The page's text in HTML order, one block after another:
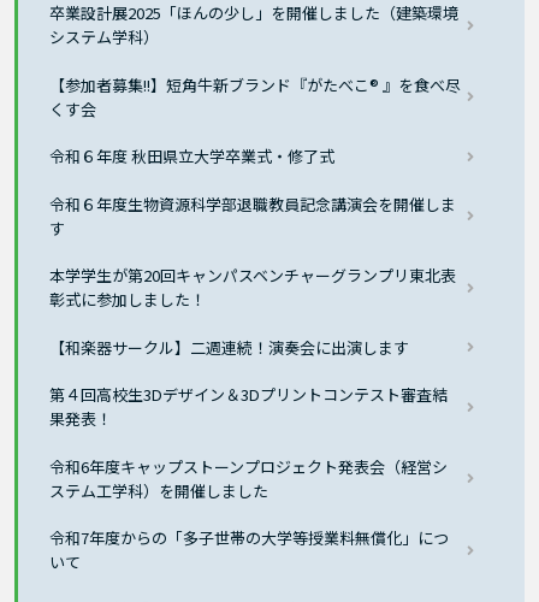
卒業設計展2025「ほんの少し」を開催しました（建築環境
システム学科）
【参加者募集!!】短角牛新ブランド『がたべこ® 』を食べ尽
くす会
令和６年度 秋田県立大学卒業式・修了式
令和６年度生物資源科学部退職教員記念講演会を開催しま
す
本学学生が第20回キャンパスベンチャーグランプリ東北表
彰式に参加しました！
【和楽器サークル】二週連続！演奏会に出演します
第４回高校生3Dデザイン＆3Dプリントコンテスト審査結
果発表！
令和6年度キャップストーンプロジェクト発表会（経営シ
ステム工学科）を開催しました
令和7年度からの「多子世帯の大学等授業料無償化」につ
いて